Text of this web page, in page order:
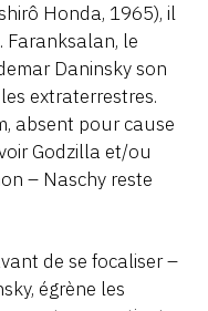
Honda, 1965), il
Faranksalan, le
Daninsky son
extraterrestres.
absent pour cause
Godzilla et/ou
– Naschy reste
de se focaliser –
égrène les